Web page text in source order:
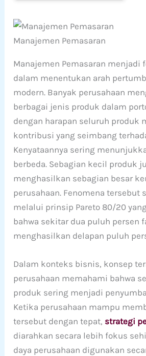
Manajemen Pemasaran
Manajemen Pemasaran menjadi
dalam menentukan arah
modern. Banyak perusahaan
berbagai jenis produk dalam
dengan harapan seluruh produk
kontribusi yang seimbang
Kenyataannya sering
berbeda. Sebagian kecil produk
menghasilkan sebagian besar
perusahaan. Fenomena tersebut
melalui prinsip Pareto 80/20
bahwa sekitar dua puluh persen
menghasilkan delapan puluh
Dalam konteks bisnis, konsep
perusahaan memahami bahwa
produk sering menjadi
Ketika perusahaan mampu
tersebut dengan tepat, strategi
diarahkan secara lebih fokus
daya perusahaan digunakan